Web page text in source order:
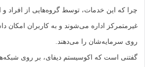
چرا که این خدمات، توسط گروه‌هایی از افراد و
غیرمتمرکز اداره می‌شوند و به کاربران امکان
روی سرمایه‌شان را می‌دهند.
گفتنی است که اکوسیستم دیفای، بر روی